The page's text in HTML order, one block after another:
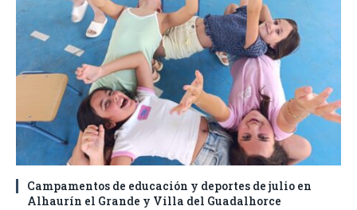
Campamentos de educación y deportes de julio en
Alhaurín el Grande y Villa del Guadalhorce